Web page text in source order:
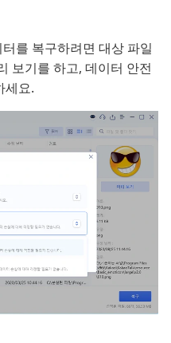
를 복구하려면 대상 파일
보기를 하고, 데이터 안전
세요.